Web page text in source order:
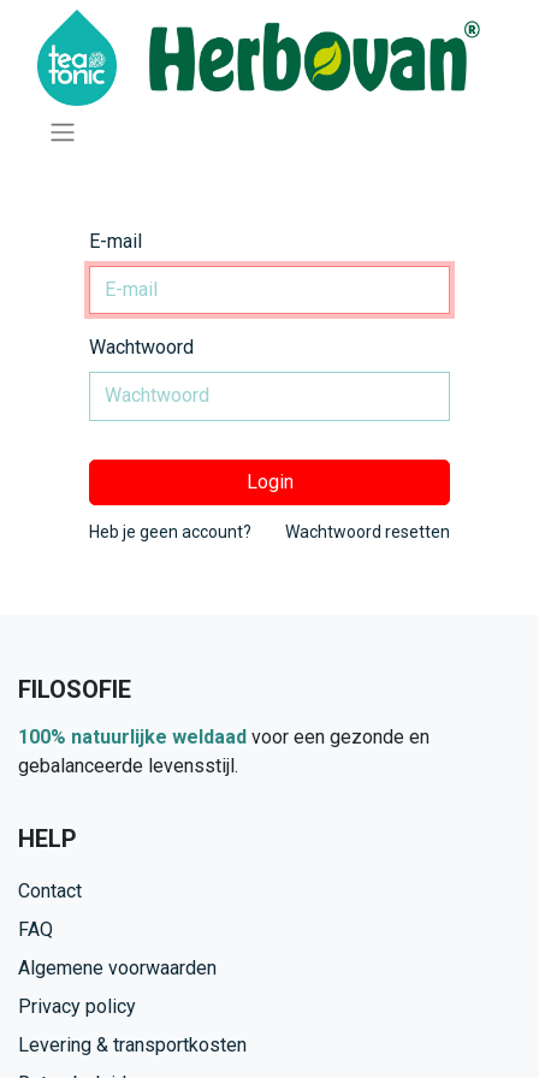
E-mail
Wachtwoord
Login
Heb je geen account? Wachtwoord resetten
FILOSOFIE
100% natuurlijke weldaad voor een gezonde en
gebalanceerde levensstijl.
HELP
Contact
FAQ
Algemene voorwaarden
Privacy policy
Levering & transportkosten